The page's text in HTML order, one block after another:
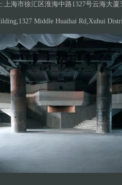
:上海市徐汇区淮海中路1327号云海大厦
Middle Huaihai Rd,Xuhui